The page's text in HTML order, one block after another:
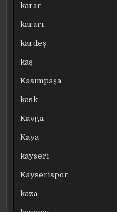
karar
kararı
kardeş
kaş
Kasımpaşa
kask
Kavga
Kaya
kayseri
Kayserispor
kaza